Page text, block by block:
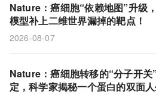
Nature：癌细胞“依赖地图”升级
模型补上二维世界漏掉的靶点！
2026-08-07
Nature：癌细胞转移的“分子开关
定，科学家揭秘一个蛋白的双面人